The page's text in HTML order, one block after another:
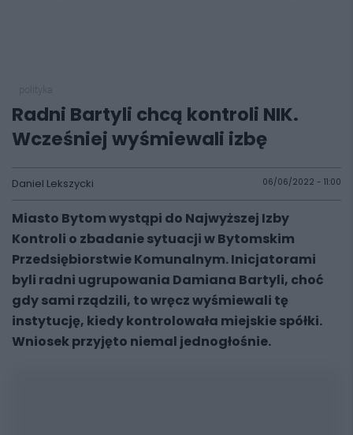
Radni Bartyli chcą kontroli NIK.
Wcześniej wyśmiewali izbę
Daniel Lekszycki 06/06/2022 - 11:00
Miasto Bytom wystąpi do Najwyższej Izby
Kontroli o zbadanie sytuacji w Bytomskim
Przedsiębiorstwie Komunalnym. Inicjatorami
byli radni ugrupowania Damiana Bartyli, choć
gdy sami rządzili, to wręcz wyśmiewali tę
instytucję, kiedy kontrolowała miejskie spółki.
Wniosek przyjęto niemal jednogłośnie.